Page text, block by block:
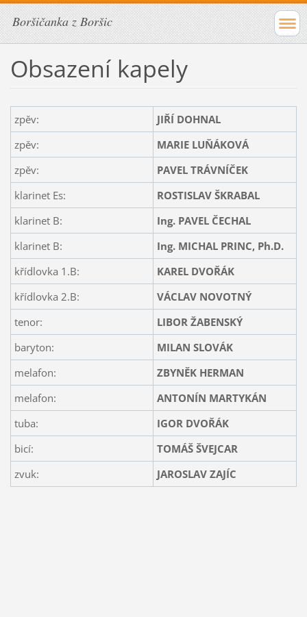
Boršičanka z Boršic
Obsazení kapely
zpěv:
JIŘÍ DOHNAL
zpěv:
MARIE LUŇÁKOVÁ
zpěv:
PAVEL TRÁVNÍČEK
klarinet Es:
ROSTISLAV ŠKRABAL
klarinet B:
Ing. PAVEL ČECHAL
klarinet B:
Ing. MICHAL PRINC, Ph.D.
křídlovka 1.B:
KAREL DVOŘÁK
křídlovka 2.B:
VÁCLAV NOVOTNÝ
tenor:
LIBOR ŽABENSKÝ
baryton:
MILAN SLOVÁK
melafon:
ZBYNĚK HERMAN
melafon:
ANTONÍN MARTYKÁN
tuba:
IGOR DVOŘÁK
bicí:
TOMÁŠ ŠVEJCAR
zvuk:
JAROSLAV ZAJÍC